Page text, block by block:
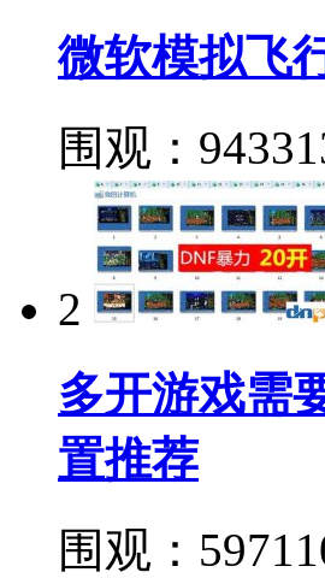
微软模拟飞
围观：
2
多开游戏需
置推荐
围观：